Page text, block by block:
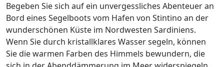
Begeben Sie sich auf ein unvergessliches Abenteuer an
Bord eines Segelboots vom Hafen von Stintino an der
wunderschönen Küste im Nordwesten Sardiniens.
Wenn Sie durch kristallklares Wasser segeln, können
Sie die warmen Farben des Himmels bewundern, die